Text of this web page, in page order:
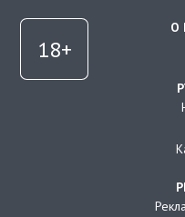
О